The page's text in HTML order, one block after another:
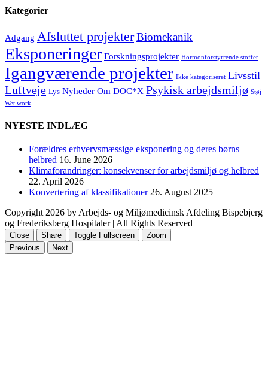
Kategorier
Adgang Afsluttet projekterBiomekanik
Eksponeringer Forskningsprojekter Hormonforstyrrende stoffer
Igangværende projekter Ikke kategoriseret Livsstil
Luftveje Lys Nyheder Om DOC*X Psykisk arbejdsmiljø Støj
Wet work
NYESTE INDLÆG
Forældres erhvervsmæssige eksponering og deres børns
helbred 16. June 2026
Klimaforandringer: konsekvenser for arbejdsmiljø og helbred
22. April 2026
Konvertering af klassifikationer 26. August 2025
Copyright 2026 by Arbejds- og Miljømedicinsk Afdeling Bispebjerg
og Frederiksberg Hospitaler | All Rights Reserved
Close Share Toggle Fullscreen
Zoom
Previous
Next